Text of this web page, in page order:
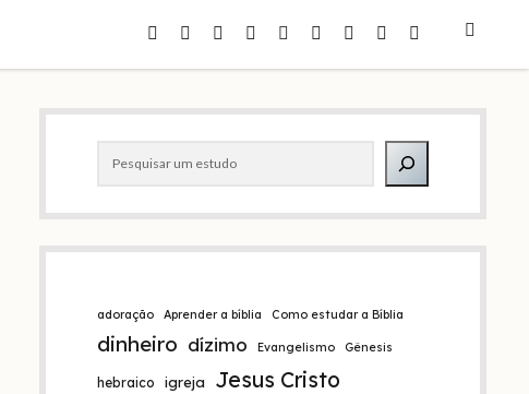
facebookinstagram
pinterestyoutube amazon
spotifytelegramwhatsapp
Barra
lateral
adoração Aprender a bíblia Como estudar a Bíblia
dinheiro dízimo Evangelismo Gênesis
hebraico igreja Jesus Cristo